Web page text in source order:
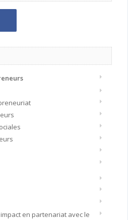
en partenariat avec le